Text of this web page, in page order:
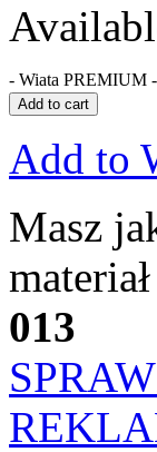
- Wiata PREMIUM -
Add to cart
Add to
Masz
013